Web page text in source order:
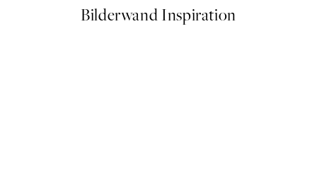
Bilderwand Inspiration